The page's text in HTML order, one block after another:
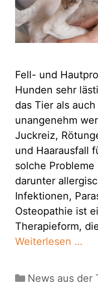
Fell- und
Hunden sehr
das Tier als
unangenehm
Juckreiz,
und Haarausfall
solche
darunter
Infektionen,
Osteopathie ist
Therapieform,
Weiterlesen …
Kategorien
News aus der